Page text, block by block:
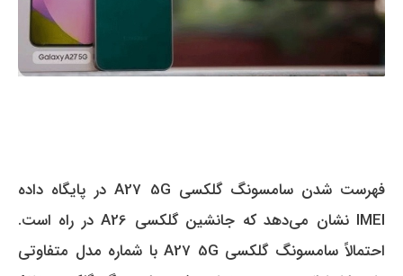
فهرست شدن سامسونگ گلکسی A27 5G در پایگاه داده
IMEI نشان می‌دهد که جانشین گلکسی A26 در راه است.
احتمالاً سامسونگ گلکسی A27 5G با شماره مدل متفاوتی